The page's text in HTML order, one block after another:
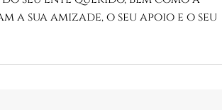
sua amizade, o seu apoio e o seu